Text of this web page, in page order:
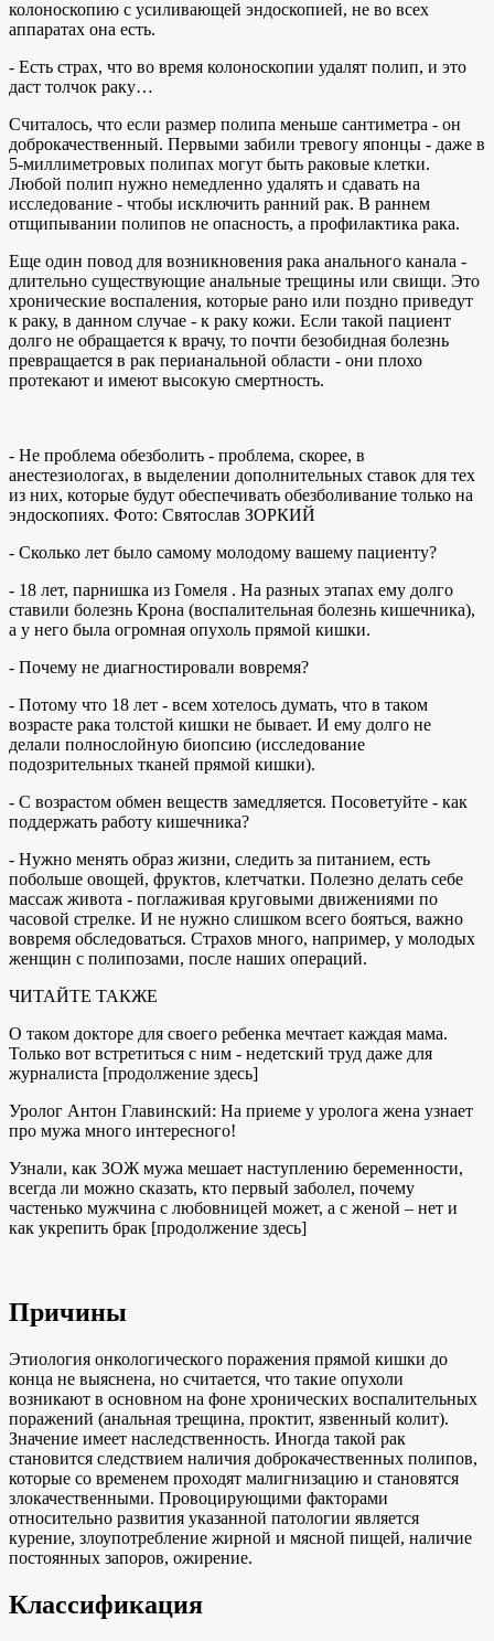
колоноскопию с усиливающей эндоскопией, не во всех
аппаратах она есть.
- Есть страх, что во время колоноскопии удалят полип, и это
даст толчок раку…
Считалось, что если размер полипа меньше сантиметра - он
доброкачественный. Первыми забили тревогу японцы - даже в
5-миллиметровых полипах могут быть раковые клетки.
Любой полип нужно немедленно удалять и сдавать на
исследование - чтобы исключить ранний рак. В раннем
отщипывании полипов не опасность, а профилактика рака.
Еще один повод для возникновения рака анального канала -
длительно существующие анальные трещины или свищи. Это
хронические воспаления, которые рано или поздно приведут
к раку, в данном случае - к раку кожи. Если такой пациент
долго не обращается к врачу, то почти безобидная болезнь
превращается в рак перианальной области - они плохо
протекают и имеют высокую смертность.
- Не проблема обезболить - проблема, скорее, в
анестезиологах, в выделении дополнительных ставок для тех
из них, которые будут обеспечивать обезболивание только на
эндоскопиях. Фото: Святослав ЗОРКИЙ
- Сколько лет было самому молодому вашему пациенту?
- 18 лет, парнишка из Гомеля . На разных этапах ему долго
ставили болезнь Крона (воспалительная болезнь кишечника),
а у него была огромная опухоль прямой кишки.
- Почему не диагностировали вовремя?
- Потому что 18 лет - всем хотелось думать, что в таком
возрасте рака толстой кишки не бывает. И ему долго не
делали полнослойную биопсию (исследование
подозрительных тканей прямой кишки).
- С возрастом обмен веществ замедляется. Посоветуйте - как
поддержать работу кишечника?
- Нужно менять образ жизни, следить за питанием, есть
побольше овощей, фруктов, клетчатки. Полезно делать себе
массаж живота - поглаживая круговыми движениями по
часовой стрелке. И не нужно слишком всего бояться, важно
вовремя обследоваться. Страхов много, например, у молодых
женщин с полипозами, после наших операций.
ЧИТАЙТЕ ТАКЖЕ
О таком докторе для своего ребенка мечтает каждая мама.
Только вот встретиться с ним - недетский труд даже для
журналиста [продолжение здесь]
Уролог Антон Главинский: На приеме у уролога жена узнает
про мужа много интересного!
Узнали, как ЗОЖ мужа мешает наступлению беременности,
всегда ли можно сказать, кто первый заболел, почему
частенько мужчина с любовницей может, а с женой – нет и
как укрепить брак [продолжение здесь]
Причины
Этиология онкологического поражения прямой кишки до
конца не выяснена, но считается, что такие опухоли
возникают в основном на фоне хронических воспалительных
поражений (анальная трещина, проктит, язвенный колит).
Значение имеет наследственность. Иногда такой рак
становится следствием наличия доброкачественных полипов,
которые со временем проходят малигнизацию и становятся
злокачественными. Провоцирующими факторами
относительно развития указанной патологии является
курение, злоупотребление жирной и мясной пищей, наличие
постоянных запоров, ожирение.
Классификация